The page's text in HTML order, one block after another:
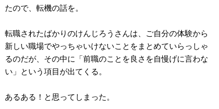
たので、転機の話を。
転職されたばかりのけんじろうさんは、ご自分の体験から
新しい職場でやっちゃいけないことをまとめていらっしゃ
るのだが、その中に「前職のことを良さを自慢げに言わな
い」という項目が出てくる。
あるある！と思ってしまった。